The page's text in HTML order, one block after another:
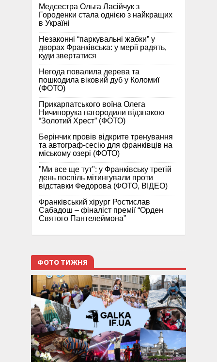
Медсестра Ольга Ласійчук з
Городенки стала однією з найкращих
в Україні
Незаконні “паркувальні жабки” у
дворах Франківська: у мерії радять,
куди звертатися
Негода повалила дерева та
пошкодила віковий дуб у Коломиї
(ФОТО)
Прикарпатського воїна Олега
Ничипорука нагородили відзнакою
“Золотий Хрест” (ФОТО)
Берінчик провів відкрите тренування
та автограф-сесію для франківців на
міському озері (ФОТО)
"Ми все ще тут": у Франківську третій
день поспіль мітингували проти
відставки Федорова (ФОТО, ВІДЕО)
Франківський хірург Ростислав
Сабадош – фіналіст премії “Орден
Святого Пантелеймона”
ФОТО ТИЖНЯ